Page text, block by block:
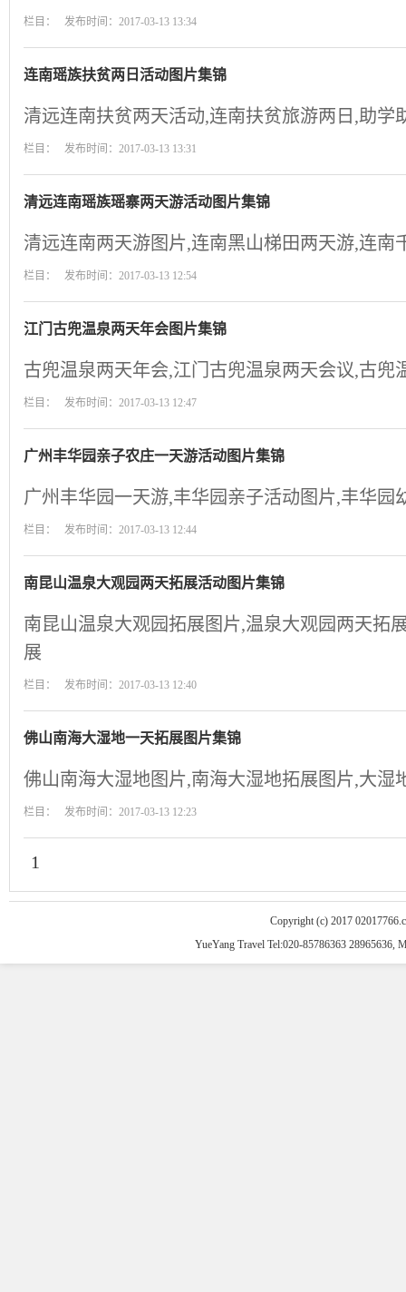
栏目： 发布时间：2017-03-13 13:34
连南瑶族扶贫两日活动图片集锦
清远连南扶贫两天活动,连南扶贫旅游两日,助学
栏目： 发布时间：2017-03-13 13:31
清远连南瑶族瑶寨两天游活动图片集锦
清远连南两天游图片,连南黑山梯田两天游,连南
栏目： 发布时间：2017-03-13 12:54
江门古兜温泉两天年会图片集锦
古兜温泉两天年会,江门古兜温泉两天会议,古兜
栏目： 发布时间：2017-03-13 12:47
广州丰华园亲子农庄一天游活动图片集锦
广州丰华园一天游,丰华园亲子活动图片,丰华园
栏目： 发布时间：2017-03-13 12:44
南昆山温泉大观园两天拓展活动图片集锦
南昆山温泉大观园拓展图片,温泉大观园两天拓
展
栏目： 发布时间：2017-03-13 12:40
佛山南海大湿地一天拓展图片集锦
佛山南海大湿地图片,南海大湿地拓展图片,大湿
栏目： 发布时间：2017-03-13 12:23
1
Copyright (c) 2017
YueYang Travel Tel:020-85786363 28965636,